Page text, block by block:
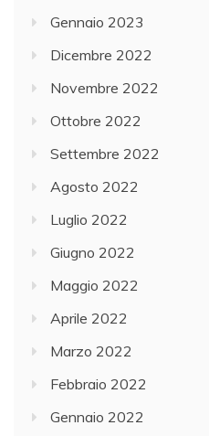
Gennaio 2023
Dicembre 2022
Novembre 2022
Ottobre 2022
Settembre 2022
Agosto 2022
Luglio 2022
Giugno 2022
Maggio 2022
Aprile 2022
Marzo 2022
Febbraio 2022
Gennaio 2022